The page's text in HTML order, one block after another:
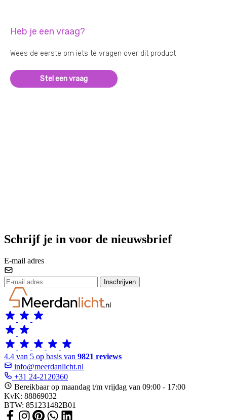
Heb je een vraag?
Wees de eerste om iets te vragen over dit product
Stel een vraag
Schrijf je in voor de nieuwsbrief
E-mail adres
Inschrijven
4.4 van 5 op basis van 9821 reviews
info@meerdanlicht.nl
+31 24-2120360
Bereikbaar op maandag t/m vrijdag van 09:00 - 17:00
KvK: 88869032
BTW: 851231482B01